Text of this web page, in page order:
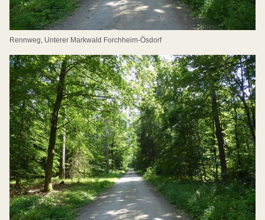
Rennweg, Unterer Markwald Forchheim-Ösdorf